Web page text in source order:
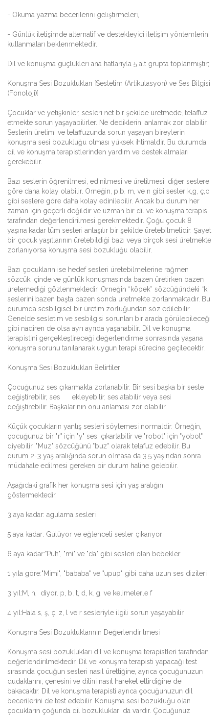
- Okuma yazma becerilerini geliştirmeleri,
- Günlük iletişimde alternatif ve destekleyici iletişim yöntemlerini
kullanmaları beklenmektedir.
Dil ve konuşma güçlükleri ana hatlarıyla 5 alt grupta toplanmıştır;
Konuşma Sesi Bozuklukları [Sesletim (Artikülasyon) ve Ses Bilgisi
(Fonoloji)]
Çocuklar ve yetişkinler, sesleri net bir şekilde üretmede, telaffuz
etmekte sorun yaşayabilirler. Ne dediklerini anlamak zor olabilir.
Seslerin üretimi ve telaffuzunda sorun yaşayan bireylerin
konuşma sesi bozukluğu olması yüksek ihtimaldir. Bu durumda
dil ve konuşma terapistlerinden yardım ve destek almaları
gerekebilir.
Bazı seslerin öğrenilmesi, edinilmesi ve üretilmesi, diğer seslere
göre daha kolay olabilir. Örneğin, p,b, m, ve n gibi sesler k,g, ç,c
gibi seslere göre daha kolay edinilebilir. Ancak bu durum her
zaman için geçerli değildir ve uzman bir dil ve konuşma terapisi
tarafından değerlendirilmesi gerekmektedir. Çoğu çocuk 8
yaşına kadar tüm sesleri anlaşılır bir şekilde üretebilmelidir. Şayet
bir çocuk yaşıtlarının üretebildiği bazı veya birçok sesi üretmekte
zorlanıyorsa konuşma sesi bozukluğu olabilir.
Bazı çocukların ise hedef sesleri üretebilmelerine rağmen
sözcük içinde ve günlük konuşmasında bazen üretirken bazen
üretemediği gözlenmektedir. Örneğin “köpek” sözcüğündeki “k”
seslerini bazen başta bazen sonda üretmekte zorlanmaktadır. Bu
durumda sesbilgisel bir üretim zorluğundan söz edilebilir.
Genelde sesletim ve sesbilgisi sorunları bir arada görülebileceği
gibi nadiren de olsa ayrı ayrıda yaşanabilir. Dil ve konuşma
terapistini gerçekleştireceği değerlendirme sonrasında yaşana
konuşma sorunu tanılanarak uygun terapi sürecine geçilecektir.
Konuşma Sesi Bozuklukları Belirtileri
Çocuğunuz ses çıkarmakta zorlanabilir. Bir sesi başka bir sesle
değiştirebilir, ses ekleyebilir, ses atabilir veya sesi
değiştirebilir. Başkalarının onu anlaması zor olabilir.
Küçük çocukların yanlış sesleri söylemesi normaldir. Örneğin,
çocuğunuz bir "r" için "y" sesi çıkartabilir ve "robot" için "yobot"
diyebilir. "Muz" sözcüğünü "buz" olarak telafuz edebilir. Bu
durum 2-3 yaş aralığında sorun olmasa da 3.5 yaşından sonra
müdahale edilmesi gereken bir durum haline gelebilir.
Aşağıdaki grafik her konuşma sesi için yaş aralığını
göstermektedir.
3 aya kadar: agulama sesleri
5 aya kadar: Gülüyor ve eğlenceli sesler çıkarıyor
6 aya kadar:"Puh", "mi" ve "da" gibi sesleri olan bebekler
1 yıla göre:"Mimi", "bababa" ve "upup" gibi daha uzun ses dizileri
3 yıl:M, h, diyor. p, b, t, d, k, g. ve kelimelerle f
4 yıl:Hala s, ş, ç, z, l ve r sesleriyle ilgili sorun yaşayabilir
Konuşma Sesi Bozukluklarının Değerlendirilmesi
Konuşma sesi bozuklukları dil ve konuşma terapistleri tarafından
değerlendirilmektedir. Dil ve konuşma terapisti yapacağı test
sırasında çocuğun sesleri nasıl ürettiğine, ayrıca çocuğunuzun
dudaklarını, çenesini ve dilini nasıl hareket ettirdiğine de
bakacaktır. Dil ve konuşma terapisti ayrıca çocuğunuzun dil
becerilerini de test edebilir. Konuşma sesi bozukluğu olan
çocukların çoğunda dil bozuklukları da vardır. Çocuğunuz